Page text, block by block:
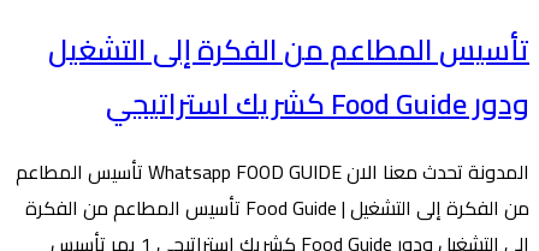
تأسيس المطاعم من الفكرة إلى التشغيل
ودور Food Guide كشريك استراتيجي
المدونة تحدث معنا الان Whatsapp FOOD GUIDE تأسيس المطاعم
من الفكرة إلى التشغيل | Food Guide تأسيس المطاعم من الفكرة